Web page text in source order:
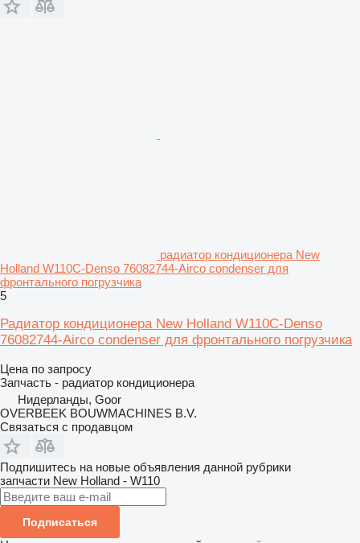
радиатор кондиционера New
Holland W110C-Denso 76082744-Airco condenser для
фронтального погрузчика
5
Радиатор кондиционера New Holland W110C-Denso
76082744-Airco condenser для фронтального погрузчика
Цена по запросу
Запчасть - радиатор кондиционера
Нидерланды, Goor
OVERBEEK BOUWMACHINES B.V.
Связаться с продавцом
Подпишитесь на новые объявления данной рубрики
запчасти New Holland - W110
Подписаться